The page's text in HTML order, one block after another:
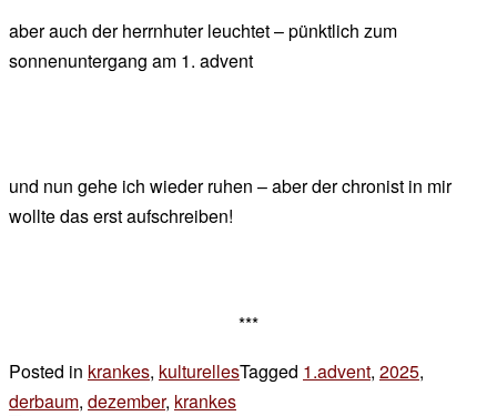
aber auch der herrnhuter leuchtet – pünktlich zum
sonnenuntergang am 1. advent
und nun gehe ich wieder ruhen – aber der chronist in mir
wollte das erst aufschreiben!
***
Posted in krankes, kulturellesTagged 1.advent, 2025,
derbaum, dezember, krankes